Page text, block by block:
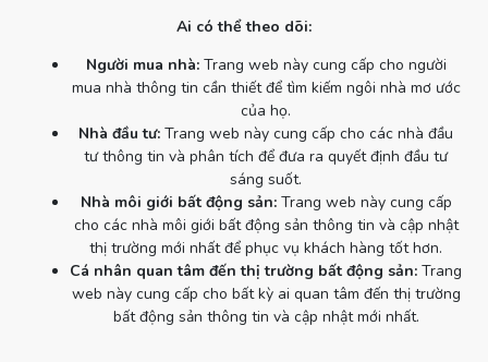
Ai có thể theo dõi:
Người mua nhà:Trang web này cung cấp cho người
mua nhà thông tin cần thiết để tìm kiếm ngôi nhà mơ ước
của họ.
Nhà đầu tư: Trang web này cung cấp cho các nhà đầu
tư thông tin và phân tích để đưa ra quyết định đầu tư
sáng suốt.
Nhà môi giới bất động sản:Trang web này cung cấp
cho các nhà môi giới bất động sản thông tin và cập nhật
thị trường mới nhất để phục vụ khách hàng tốt hơn.
Cá nhân quan tâm đến thị trường bất động sản: Trang
web này cung cấp cho bất kỳ ai quan tâm đến thị trường
bất động sản thông tin và cập nhật mới nhất.